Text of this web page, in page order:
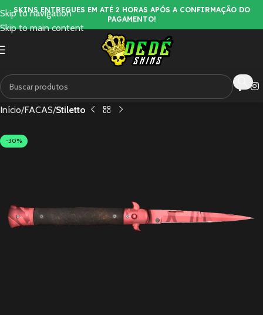
Skip to navigation
Skip to main content
SKINS ENTREGUES EM ATÉ 2 HORAS APÓS A CONFIRMAÇÃO DO
PAGAMENTO!
Início FACAS Stiletto
-30%